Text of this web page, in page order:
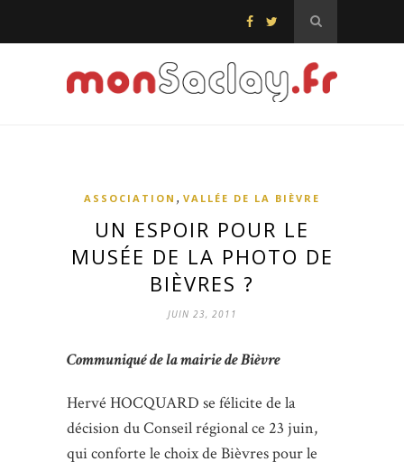
ASSOCIATION , VALLÉE DE LA BIÈVRE
UN ESPOIR POUR LE
MUSÉE DE LA PHOTO DE
BIÈVRES ?
JUIN 23, 2011
Communiqué de la mairie de Bièvre
Hervé HOCQUARD se félicite de la
décision du Conseil régional ce 23 juin,
qui conforte le choix de Bièvres pour le